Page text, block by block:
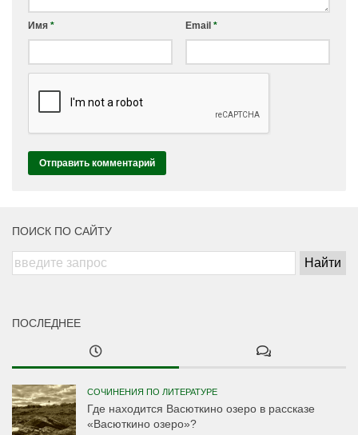
Имя * Email *
ПОИСК ПО САЙТУ
ПОСЛЕДНЕЕ
СОЧИНЕНИЯ ПО ЛИТЕРАТУРЕ
Где находится Васюткино озеро в рассказе
«Васюткино озеро»?